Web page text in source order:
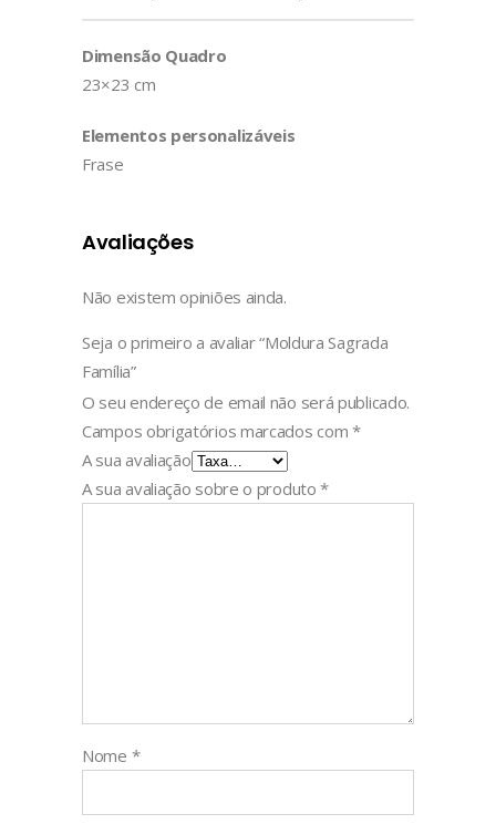
Dimensão Quadro
23×23 cm
Elementos personalizáveis
Frase
Avaliações
Não existem opiniões ainda.
Seja o primeiro a avaliar “Moldura Sagrada
Família”
O seu endereço de email não será publicado.
Campos obrigatórios marcados com*
A sua avaliação
A sua avaliação sobre o produto*
Nome *